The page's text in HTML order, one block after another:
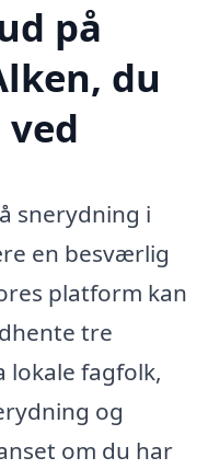
på
du
snerydning i
en besværlig
platform kan
tre
fagfolk,
og
om du har